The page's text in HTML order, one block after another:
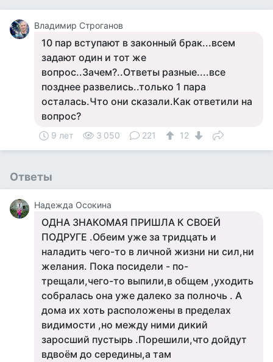
Владимир Строганов
10 пар вступают в законный брак...всем
задают один и тот же
вопрос..Зачем?..Ответы разные....все
позднее развелись..только 1 пара
осталась.Что они сказали.Как ответили на
вопрос?
9 лет 3 050 221 12
Ответы
Надежда Осокина
ОДНА ЗНАКОМАЯ ПРИШЛА К СВОЕЙ
ПОДРУГЕ .Обеим уже за тридцать и
наладить чего-то в личной жизни ни сил,ни
желания. Пока посидели - по-
трещали,чего-то выпили,в общем ,уходить
собралась она уже далеко за полночь . А
дома их хоть расположены в пределах
видимости ,но между ними дикий
заросший пустырь .Порешили,что дойдут
вдвоём до середины,а там